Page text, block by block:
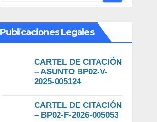
Publicaciones Legales
CARTEL DE CITACIÓN
– ASUNTO BP02-V-
2025-005124
CARTEL DE CITACIÓN
– BP02-F-2026-005053